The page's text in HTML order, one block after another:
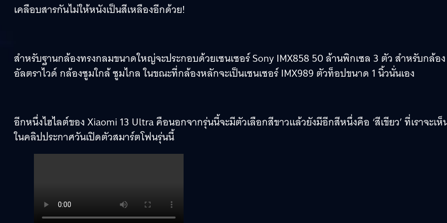
เคลือบสารกันไม่ให้หนังเป็นสีเหลืองอีกด้วย!
สำหรับฐานกล้องทรงกลมขนาดใหญ่จะประกอบด้วยเซนเซอร์ Sony IMX858 50 ล้านพิกเซล 3 ตัว สำหรับกล้อง
อัลตราไวด์ กล้องซูมใกล้ ซูมไกล ในขณะที่กล้องหลักจะเป็นเซนเซอร์ IMX989 ตัวท็อปขนาด 1 นิ้วนั่นเอง
อีกหนึ่งไฮไลต์ของ Xiaomi 13 Ultra คือนอกจากรุ่นนี้จะมีตัวเลือกสีขาวแล้วยังมีอีกสีหนึ่งคือ ‘สีเขียว’ ที่เราจะเห็
ในคลิปประกาศวันเปิดตัวสมาร์ตโฟนรุ่นนี้